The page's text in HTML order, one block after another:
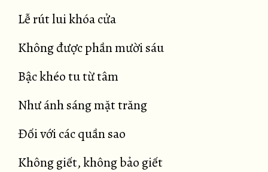
Lễ rút lui khóa cửa
Không được phần mười sáu
Bậc khéo tu từ tâm
Như ánh sáng mặt trăng
Đối với các quần sao
Không giết, không bảo giết